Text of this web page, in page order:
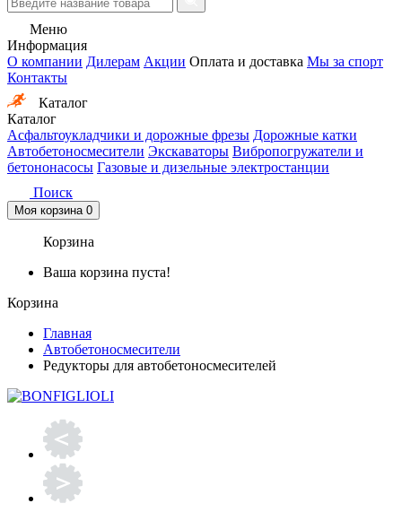
Меню
Информация
О компании Дилерам Акции Оплата и доставка Мы за спорт
Контакты
Каталог
Каталог
Асфальтоукладчики и дорожные фрезы Дорожные катки
Автобетоносмесители Экскаваторы Вибропогружатели и
бетононасосы Газовые и дизельные электростанции
Поиск
Моя корзина 0
Корзина
Ваша корзина пуста!
Корзина
Главная
Автобетоносмесители
Редукторы для автобетоносмесителей